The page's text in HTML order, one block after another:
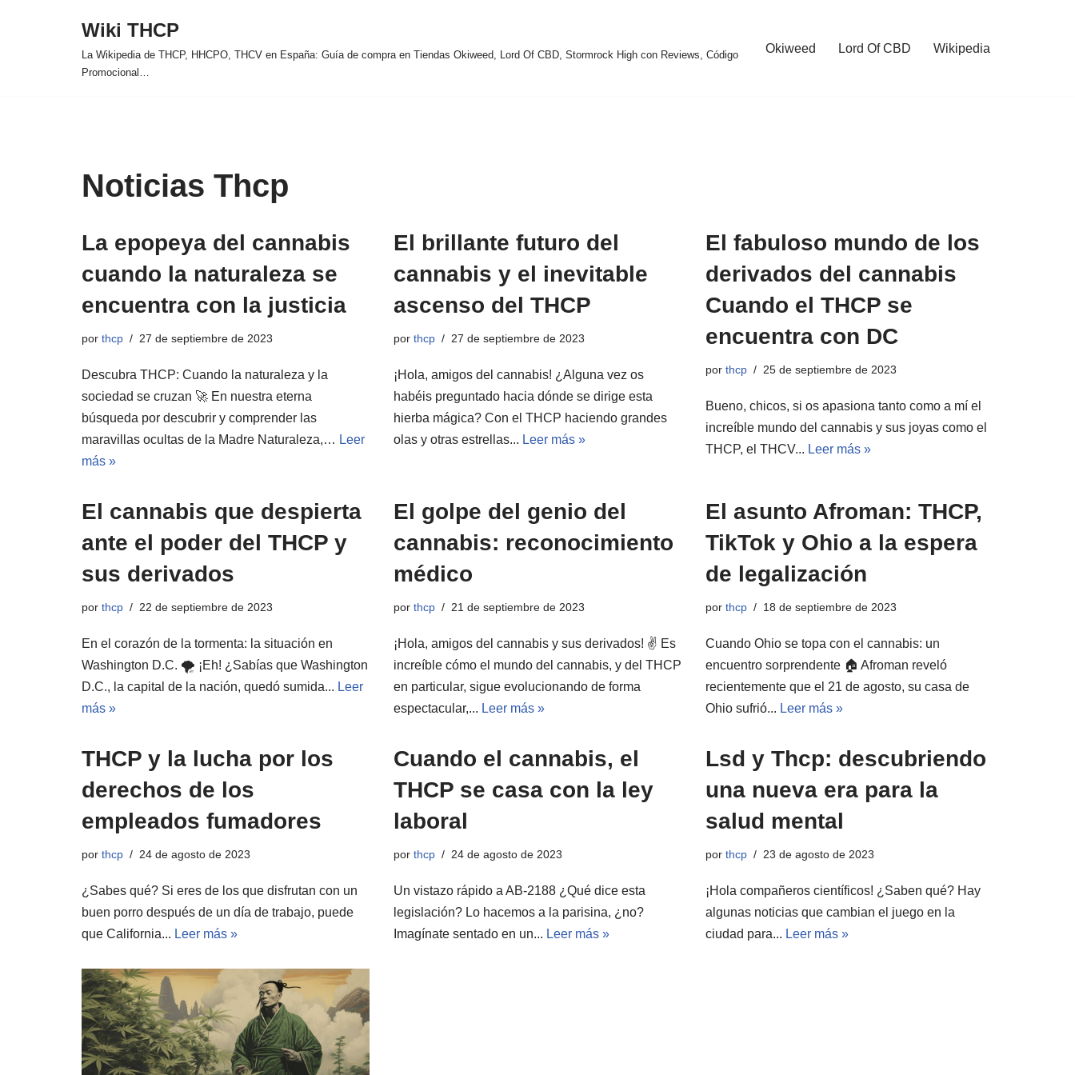
Wiki THCP
La Wikipedia de THCP, HHCPO, THCV en España: Guía de compra en Tiendas Okiweed, Lord Of CBD, Stormrock High con Reviews, Código
Promocional…
Okiweed Lord Of CBD Wikipedia
Noticias Thcp
La epopeya del cannabis
cuando la naturaleza se
encuentra con la justicia ️
por thcp 27 de septiembre de 2023
Descubra THCP: Cuando la naturaleza y la
sociedad se cruzan 🚀 En nuestra eterna
búsqueda por descubrir y comprender las
maravillas ocultas de la Madre Naturaleza,… Leer
más »
El brillante futuro del
cannabis y el inevitable
ascenso del THCP
por thcp 27 de septiembre de 2023
¡Hola, amigos del cannabis! ¿Alguna vez os
habéis preguntado hacia dónde se dirige esta
hierba mágica? Con el THCP haciendo grandes
olas y otras estrellas... Leer más »
El fabuloso mundo de los
derivados del cannabis
Cuando el THCP se
encuentra con DC
por thcp 25 de septiembre de 2023
Bueno, chicos, si os apasiona tanto como a mí el
increíble mundo del cannabis y sus joyas como el
THCP, el THCV... Leer más »
El cannabis que despierta
ante el poder del THCP y
sus derivados
por thcp 22 de septiembre de 2023
En el corazón de la tormenta: la situación en
Washington D.C. 🌪️ ¡Eh! ¿Sabías que Washington
D.C., la capital de la nación, quedó sumida... Leer
más »
El golpe del genio del
cannabis: reconocimiento
médico
por thcp 21 de septiembre de 2023
¡Hola, amigos del cannabis y sus derivados! ✌️ Es
increíble cómo el mundo del cannabis, y del THCP
en particular, sigue evolucionando de forma
espectacular,... Leer más »
El asunto Afroman: THCP,
TikTok y Ohio a la espera
de legalización
por thcp 18 de septiembre de 2023
Cuando Ohio se topa con el cannabis: un
encuentro sorprendente 🏠 Afroman reveló
recientemente que el 21 de agosto, su casa de
Ohio sufrió... Leer más »
THCP y la lucha por los
derechos de los
empleados fumadores
por thcp 24 de agosto de 2023
¿Sabes qué? Si eres de los que disfrutan con un
buen porro después de un día de trabajo, puede
que California... Leer más »
Cuando el cannabis, el
THCP se casa con la ley
laboral
por thcp 24 de agosto de 2023
Un vistazo rápido a AB-2188 ¿Qué dice esta
legislación? Lo hacemos a la parisina, ¿no?
Imagínate sentado en un... Leer más »
Lsd y Thcp: descubriendo
una nueva era para la
salud mental
por thcp 23 de agosto de 2023
¡Hola compañeros científicos! ¿Saben qué? Hay
algunas noticias que cambian el juego en la
ciudad para... Leer más »